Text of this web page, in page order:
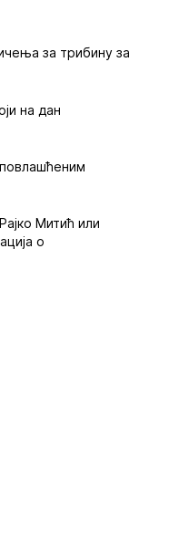
за трибину за
на дан
Митић или
о